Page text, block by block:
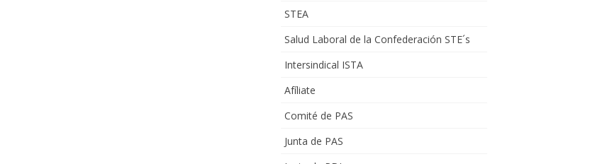
STEA
Salud Laboral de la Confederación STE´s
Intersindical ISTA
Afíliate
Comité de PAS
Junta de PAS